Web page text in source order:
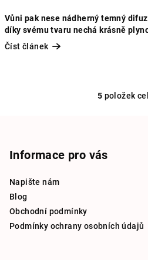
Vůni pak nese nádherný temný
díky svému tvaru nechá krásně
Číst článek
O
r
5 položek
Informace pro vás
Napište nám
Blog
Obchodní podmínky
Podmínky ochrany osobních údajů